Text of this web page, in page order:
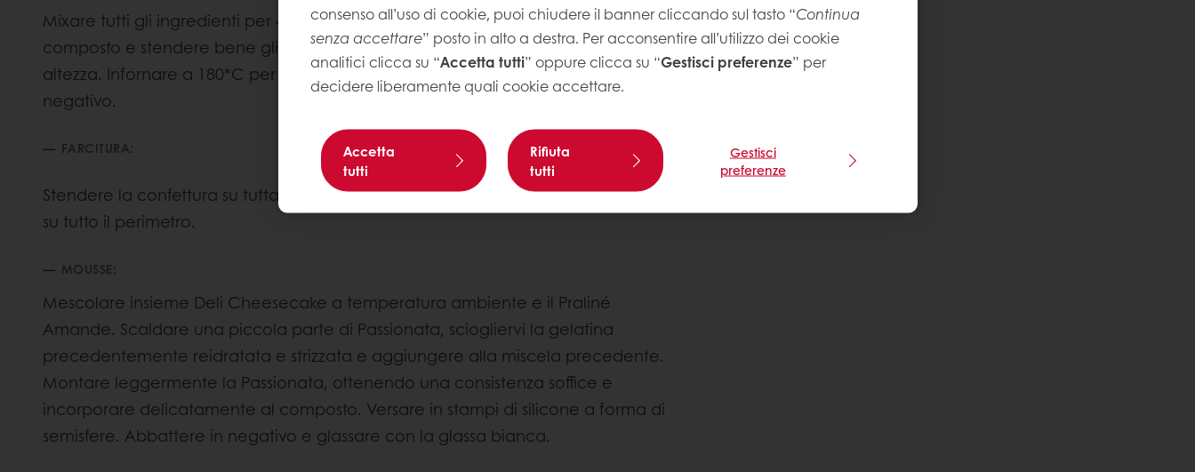
Mixare tutti gli ingredienti per 4 minuti in planetaria attrezzata di foglia. Colare il
composto e stendere bene gli angoli in un anello a forma di cuore, a 1cm di
altezza. Infornare a 180*C per circa 20 minuti. Raffreddare e abbattere in
negativo.
FARCITURA:
Stendere la confettura su tutta la superficie del Red Velvet, lasciando 1 cm vuoto
su tutto il perimetro.
MOUSSE:
Mescolare insieme Deli Cheesecake a temperatura ambiente e il Praliné
Amande. Scaldare una piccola parte di Passionata, sciogliervi la gelatina
precedentemente reidratata e strizzata e aggiungere alla miscela precedente.
Montare leggermente la Passionata, ottenendo una consistenza soffice e
incorporare delicatamente al composto. Versare in stampi di silicone a forma di
semisfere. Abbattere in negativo e glassare con la glassa bianca.
Livello di complessità:
consenso all’uso di cookie, puoi chiudere il banner cliccando sul tasto “Continua
senza accettare” posto in alto a destra. Per acconsentire all’utilizzo dei cookie
analitici clicca su “Accetta tutti” oppure clicca su “Gestisci preferenze” per
decidere liberamente quali cookie accettare.
Accetta
tutti
Rifiuta
tutti
Gestisci
preferenze